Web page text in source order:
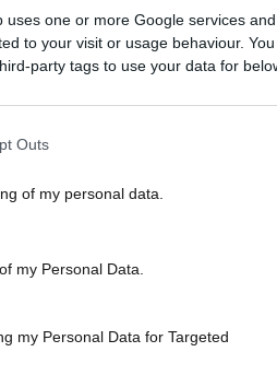
uses one or more Google services
to your visit or usage behaviour.
party tags to use your data for
Outs
of my personal data.
my Personal Data.
my Personal Data for Targeted
«Η θεραπεία έχει τόσο
να εξολοθρεύσει τους
άμεσα τα συμπτώματα της
εργαστήρια δείχνουν
ότι ίσως είναι σε θέση